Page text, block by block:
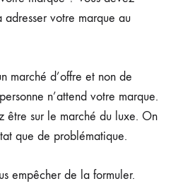
votre marque au
marché d’offre et non de
n’attend votre marque.
être sur le marché du luxe. On
que de problématique.
empêcher de la formuler.